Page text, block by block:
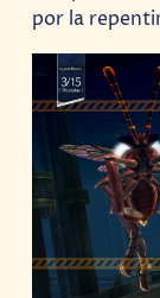
por la